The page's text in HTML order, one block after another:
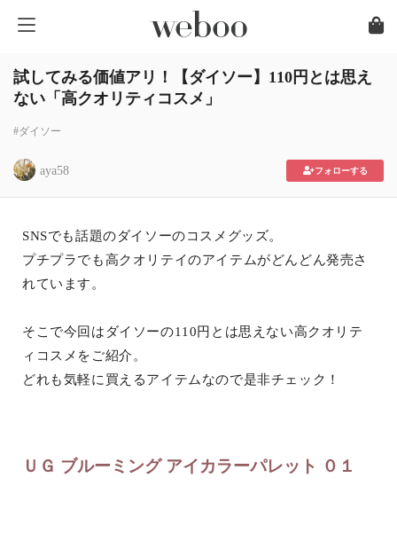
試してみる価値アリ！【ダイソー】110円とは思え
ない「高クオリティコスメ」
#ダイソー
aya58 フォローする
SNSでも話題のダイソーのコスメグッズ。
プチプラでも高クオリテイのアイテムがどんどん発売さ
れています。
そこで今回はダイソーの110円とは思えない高クオリテ
ィコスメをご紹介。
どれも気軽に買えるアイテムなので是非チェック！
ＵＧ ブルーミング アイカラーパレット ０１